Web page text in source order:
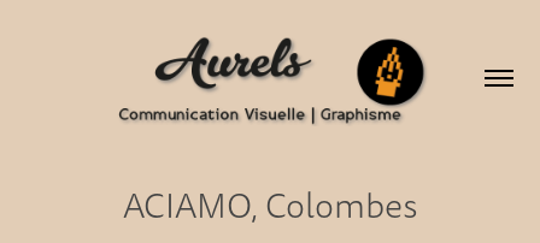
ACIAMO, Colombes